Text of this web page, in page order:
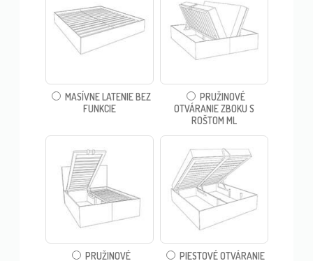
MASÍVNE LATENIE BEZ
FUNKCIE
PRUŽINOVÉ
OTVÁRANIE ZBOKU S
ROŠTOM ML
PRUŽINOVÉ
PIESTOVÉ OTVÁRANIE